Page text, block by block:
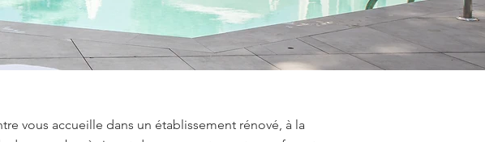
vous accueille dans un établissement rénové, à la